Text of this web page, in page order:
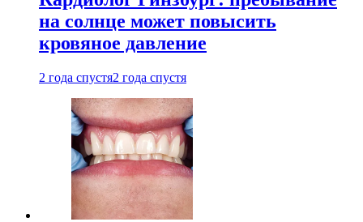
на солнце может повысить
кровяное давление
2 года спустя2 года спустя